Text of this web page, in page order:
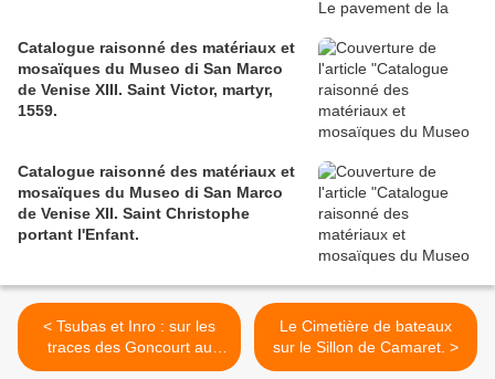
Catalogue raisonné des matériaux et
mosaïques du Museo di San Marco
de Venise XIII. Saint Victor, martyr,
1559.
Catalogue raisonné des matériaux et
mosaïques du Museo di San Marco
de Venise XII. Saint Christophe
portant l'Enfant.
< Tsubas et Inro : sur les
traces des Goncourt au
Musée Départemental de
Le Cimetière de bateaux
sur le Sillon de Camaret. >